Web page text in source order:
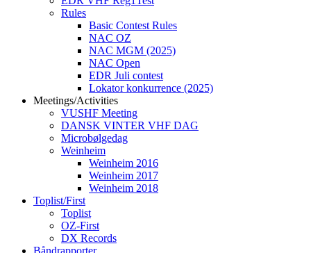
Rules
Basic Contest Rules
NAC OZ
NAC MGM (2025)
NAC Open
EDR Juli contest
Lokator konkurrence (2025)
Meetings/Activities
VUSHF Meeting
DANSK VINTER VHF DAG
Microbølgedag
Weinheim
Weinheim 2016
Weinheim 2017
Weinheim 2018
Toplist/First
Toplist
OZ-First
DX Records
Båndrapporter